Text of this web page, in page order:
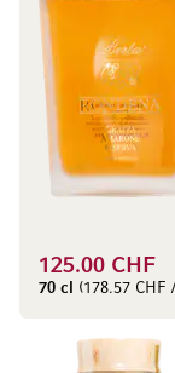
125.00 CHF
70 cl (178.57 CHF